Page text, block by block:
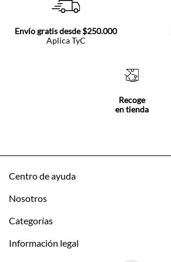
Envío gratis desde $250.000
Aplica TyC
Recoge
en tienda
Centro de ayuda
Mis pedidos
Nosotros
Acerca de Tennis
Categorías
Nuevo
Información legal